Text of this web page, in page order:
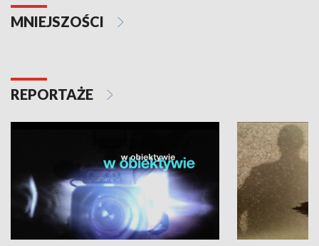
MNIEJSZOŚCI
REPORTAŻE